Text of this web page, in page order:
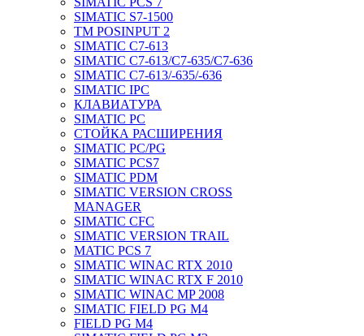
SIMATIC S7-1500
TM POSINPUT 2
SIMATIC C7-613
SIMATIC C7-613/C7-635/C7-636
SIMATIC C7-613/-635/-636
SIMATIC IPC
КЛАВИАТУРА
SIMATIC PC
СТОЙКА РАСШИРЕНИЯ
SIMATIC PC/PG
SIMATIC PCS7
SIMATIC PDM
SIMATIC VERSION CROSS
MANAGER
SIMATIC CFC
SIMATIC VERSION TRAIL
MATIC PCS 7
SIMATIC WINAC RTX 2010
SIMATIC WINAC RTX F 2010
SIMATIC WINAC MP 2008
SIMATIC FIELD PG M4
FIELD PG M4